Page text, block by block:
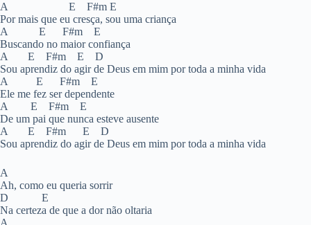
A E F#m E
Por mais que eu cresça, sou uma criança
A E F#m E
Buscando no maior confiança
A E F#m E D
Sou aprendiz do agir de Deus em mim por toda a minha vida
A E F#m E
Ele me fez ser dependente
A E F#m E
De um pai que nunca esteve ausente
A E F#m E D
Sou aprendiz do agir de Deus em mim por toda a minha vida
A
Ah, como eu queria sorrir
D E
Na certeza de que a dor não oltaria